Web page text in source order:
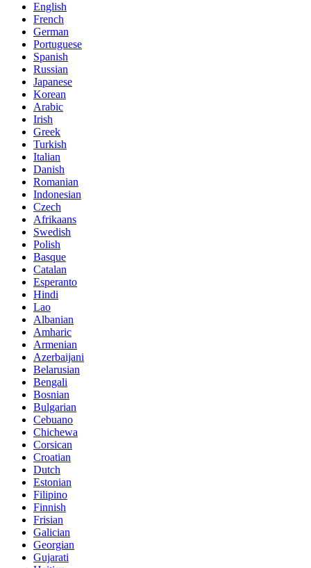
English
French
German
Portuguese
Spanish
Russian
Japanese
Korean
Arabic
Irish
Greek
Turkish
Italian
Danish
Romanian
Indonesian
Czech
Afrikaans
Swedish
Polish
Basque
Catalan
Esperanto
Hindi
Lao
Albanian
Amharic
Armenian
Azerbaijani
Belarusian
Bengali
Bosnian
Bulgarian
Cebuano
Chichewa
Corsican
Croatian
Dutch
Estonian
Filipino
Finnish
Frisian
Galician
Georgian
Gujarati